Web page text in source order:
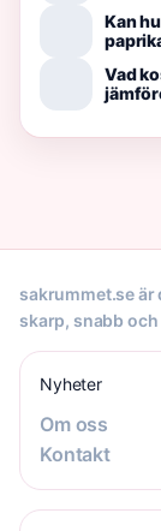
Kan
Vad
sakrummet.se
skarp, snabb
Nyheter
Om oss
Kontakt